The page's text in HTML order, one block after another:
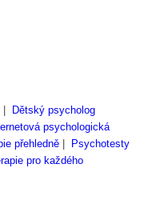
|
Dětský psycholog
psychologická
přehledně|
Psychotesty
pro každého